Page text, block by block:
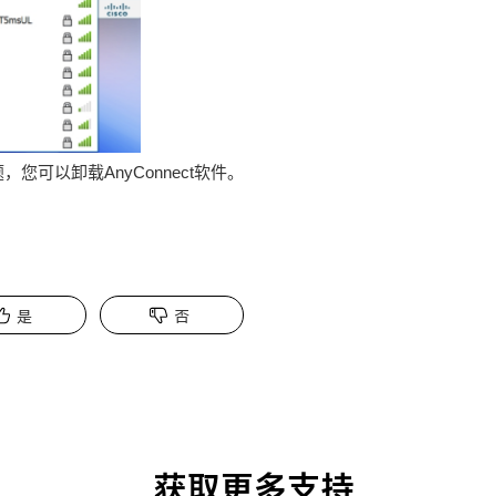
您可以卸载AnyConnect软件。
是 否
获取更多支持